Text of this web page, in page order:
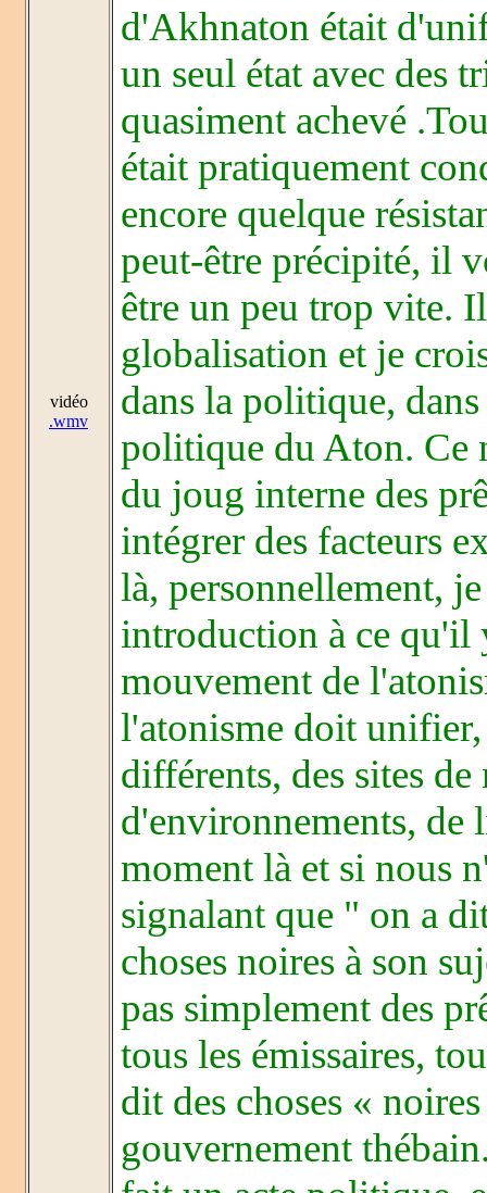
vidéo
.wmv
d'Akhnaton était
un seul état avec des
quasiment achevé
était pratiquement
encore quelque
peut-être précipité, il
être un peu trop vite.
globalisation et je
dans la politique,
politique du Aton. Ce
du joug interne des
intégrer des facteurs
là, personnellement,
introduction à ce qu'il
mouvement de
l'atonisme doit
différents, des sites de
d'environnements, de
moment là et si nous
signalant que " on a
choses noires à son
pas simplement des
tous les émissaires,
dit des choses «
gouvernement